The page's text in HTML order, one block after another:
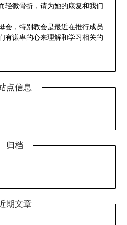
轻微骨折，请为她的康复和我们
会，特别教会是最近在推行成员
有谦卑的心来理解和学习相关的
点信息
归档
期文章